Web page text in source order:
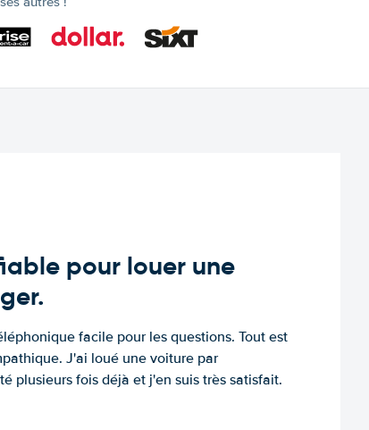
pour louer une
facile pour les questions. Tout est
J'ai loué une voiture par
plusieurs fois déjà et j'en suis très satisfait.